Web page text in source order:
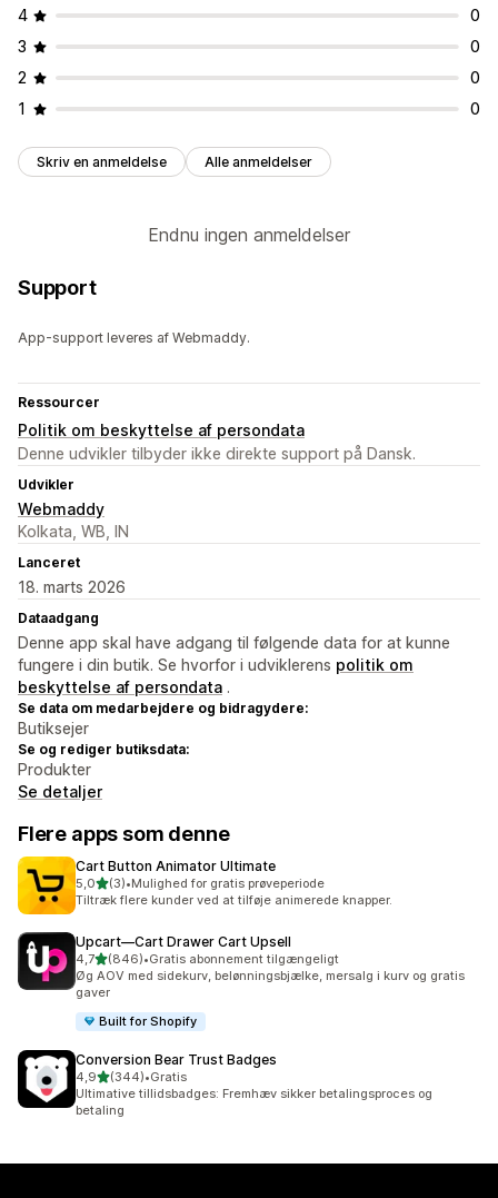
4
0
3
0
2
0
1
0
Skriv en anmeldelse Alle anmeldelser
Endnu ingen anmeldelser
Support
App-support leveres af Webmaddy.
Ressourcer
Politik om beskyttelse af persondata
Denne udvikler tilbyder ikke direkte support på Dansk.
Udvikler
Webmaddy
Kolkata, WB, IN
Lanceret
18. marts 2026
Dataadgang
Denne app skal have adgang til følgende data for at kunne
fungere i din butik. Se hvorfor i udviklerens politik om
beskyttelse af persondata .
Se data om medarbejdere og bidragydere:
Butiksejer
Se og rediger butiksdata:
Produkter
Se detaljer
Flere apps som denne
Cart Button Animator Ultimate
5,0ud af 5 stjerner
(3)
3 anmeldelser i alt
•Mulighed for gratis prøveperiode
Tiltræk flere kunder ved at tilføje animerede knapper.
Upcart—Cart Drawer Cart Upsell
4,7ud af 5 stjerner
(846)
846 anmeldelser i alt
•Gratis abonnement tilgængeligt
Øg AOV med sidekurv, belønningsbjælke, mersalg i kurv og gratis
gaver
Built for Shopify
Conversion Bear Trust Badges
4,9ud af 5 stjerner
(344)
344 anmeldelser i alt
•Gratis
Ultimative tillidsbadges: Fremhæv sikker betalingsproces og
betaling